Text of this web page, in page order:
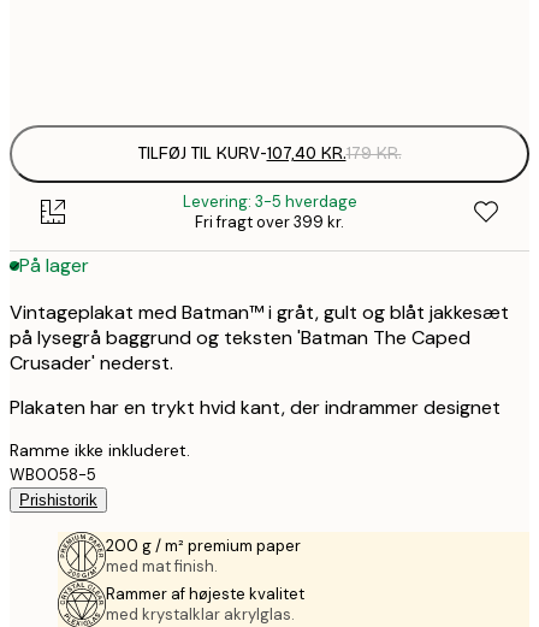
TILFØJ TIL KURV-107,40 KR.179 KR.
Levering: 3-5 hverdage
Fri fragt over 399 kr.
På lager
Vintageplakat med Batman™ i gråt, gult og blåt jakkesæt
på lysegrå baggrund og teksten 'Batman The Caped
Crusader' nederst.
Plakaten har en trykt hvid kant, der indrammer designet
Ramme ikke inkluderet.
WB0058-5
Prishistorik
200 g / m² premium paper
med mat finish.
Rammer af højeste kvalitet
med krystalklar akrylglas.